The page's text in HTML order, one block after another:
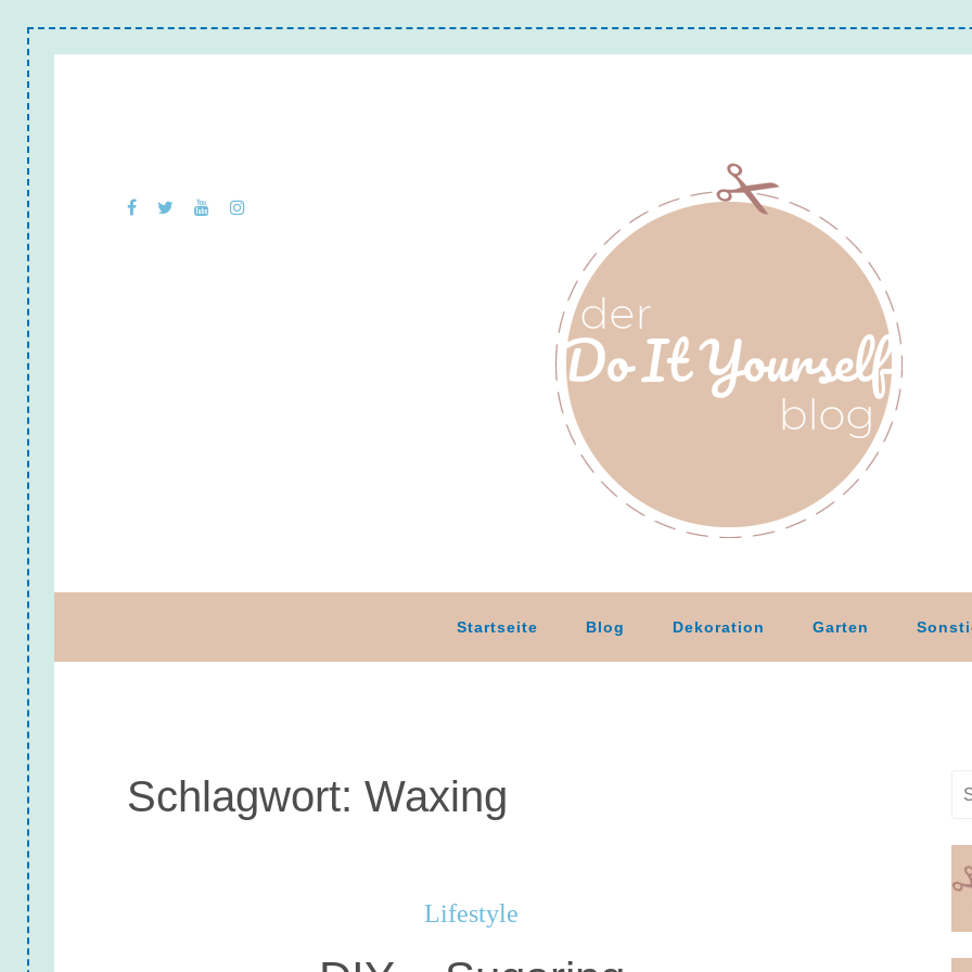
Startseite Blog Dekoration Garten
Schlagwort: Waxing
Lifestyle